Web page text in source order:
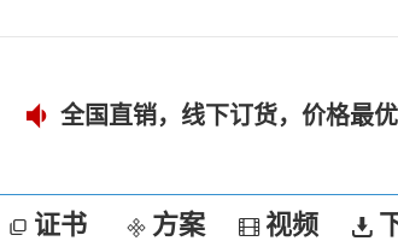
全国直销，线下订货，价格最优
证书 方案 视频